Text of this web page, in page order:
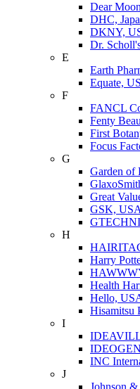
Dear
DHC,
DKNY,
Dr.
E
Earth
Equate,
F
FANCL
Fenty
First
Focus
G
Garden of
Great
GSK, USA
H
Harry
Health
Hello,
Hisamitsu
I
INC
J